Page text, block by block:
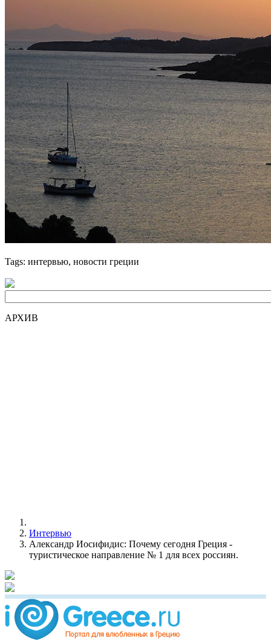
Tags: интервью, новости греции
АРХИВ
Интервью
Александр Иосифидис: Почему сегодня Греция -
туристическое направление № 1 для всех россиян.